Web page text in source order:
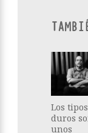
Los tipos
duros
unos